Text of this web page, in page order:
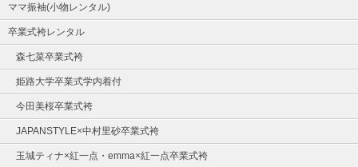
ママ振袖(小物レンタル)
卒業式袴レンタル
森七菜卒業式袴
姫路大学卒業式学内着付
今田美桜卒業式袴
JAPANSTYLE×中村里砂卒業式袴
玉城ティナ×紅一点・emma×紅一点卒業式袴